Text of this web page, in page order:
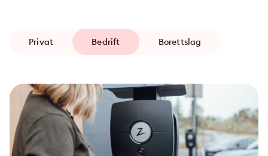
Privat Bedrift Borettslag